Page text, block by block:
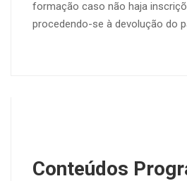
formação caso não haja
procedendo-se à devolução do
Conteúdos